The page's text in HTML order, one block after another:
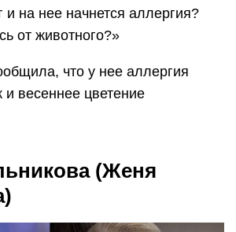
и на нее начнется аллергия?
от животного?»
что у нее аллергия
и весеннее цветение
(Женя